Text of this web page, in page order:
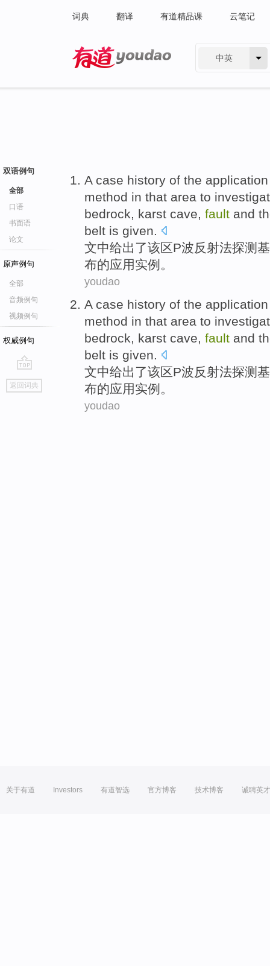
词典 翻译 有道精品课 云笔记
中英
双语例句
全部
口语
书面语
论文
原声例句
全部
音频例句
视频例句
权威例句
go
top
返回词典
A case history of the application
method in that area to
bedrock, karst cave, fault and
belt is given.
文中给出了该区P波反射法探测
布的应用实例 。
youdao
A case history of the application
method in that area to
bedrock, karst cave, fault and
belt is given.
文中给出了该区P波反射法探测
布的应用实例 。
youdao
关于有道 Investors 有道智选 官方博客 技术博客 诚聘英才